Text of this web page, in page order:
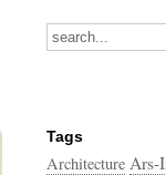
Tags
Architecture Ars-